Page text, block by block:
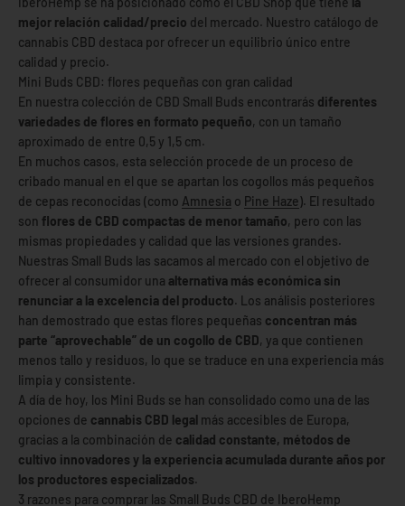
mejor relación calidad/precio del mercado. Nuestro catálogo de
cannabis CBD destaca por ofrecer un equilibrio único entre
calidad y precio.
Mini Buds CBD: flores pequeñas con gran calidad
En nuestra colección de CBD Small Buds encontrarás diferentes
variedades de flores en formato pequeño, con un tamaño
aproximado de entre 0,5 y 1,5 cm.
En muchos casos, esta selección procede de un proceso de
cribado manual en el que se apartan los cogollos más pequeños
de cepas reconocidas (como Amnesia o Pine Haze). El resultado
son flores de CBD compactas de menor tamaño, pero con las
mismas propiedades y calidad que las versiones grandes.
Nuestras Small Buds las sacamos al mercado con el objetivo de
ofrecer al consumidor una alternativa más económica sin
renunciar a la excelencia del producto. Los análisis posteriores
han demostrado que estas flores pequeñas concentran más
parte “aprovechable” de un cogollo de CBD, ya que contienen
menos tallo y residuos, lo que se traduce en una experiencia más
limpia y consistente.
A día de hoy, los Mini Buds se han consolidado como una de las
opciones de cannabis CBD legal más accesibles de Europa,
gracias a la combinación de calidad constante, métodos de
cultivo innovadores y la experiencia acumulada durante años por
los productores especializados.
3 razones para comprar las Small Buds CBD de IberoHemp